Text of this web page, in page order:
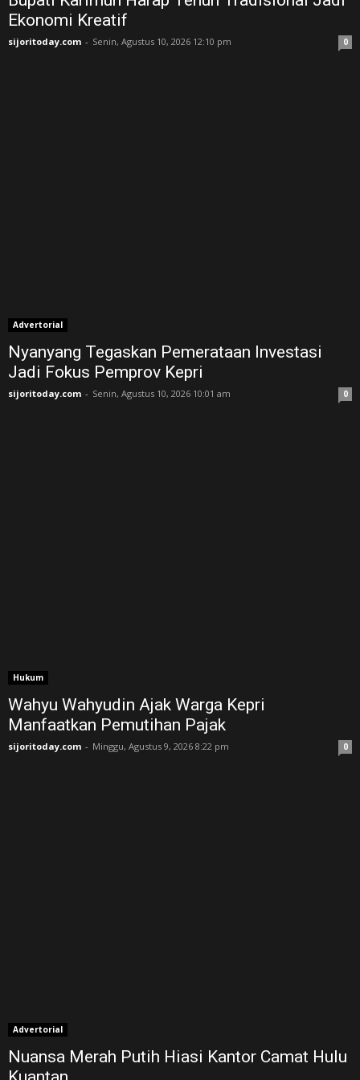
Ekonomi Kreatif
sijoritoday.com - Senin, Agustus 10, 2026 12:10 pm 0
Advertorial
Nyanyang Tegaskan Pemerataan Investasi
Jadi Fokus Pemprov Kepri
sijoritoday.com - Senin, Agustus 10, 2026 10:01 am 0
Hukum
Wahyu Wahyudin Ajak Warga Kepri
Manfaatkan Pemutihan Pajak
sijoritoday.com - Minggu, Agustus 9, 2026 8:22 pm 0
Advertorial
Nuansa Merah Putih Hiasi Kantor Camat Hulu